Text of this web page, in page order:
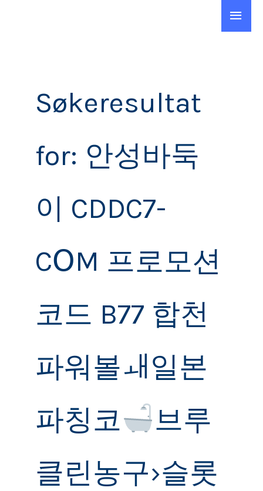
Søkeresultat
for: 안성바둑
이 CDDC7-
CՕM 프로모션
코드 B77 합천
파워볼ㅙ일본
파칭코
브루
클린농구›슬롯